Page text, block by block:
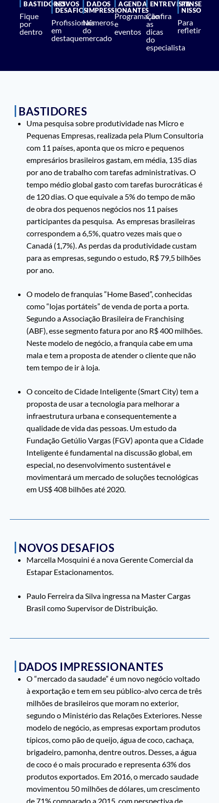
BASTIDORES
Fique
por
dentro
NOVOS
DESAFIOS
Profissionais
em
destaque
DADOS
IMPRESSIONANTES
Números
do
mercado
AGENDA
Programação
e
eventos
ENTREVISTA
Confira
as
dicas
do
especialista
PENSE
NISSO
Para
refletir
BASTIDORES
Uma pesquisa sobre produtividade nas Micro e
Pequenas Empresas, realizada pela Plum Consultoria
com 11 países, aponta que os micro e pequenos
empresários brasileiros gastam, em média, 135 dias
por ano de trabalho com tarefas administrativas. O
tempo médio global gasto com tarefas burocráticas é
de 120 dias. O que equivale a 5% do tempo de mão
de obra dos pequenos negócios nos 11 países
participantes da pesquisa. As empresas brasileiras
correspondem a 6,5%, quatro vezes mais que o
Canadá (1,7%). As perdas da produtividade custam
para as empresas, segundo o estudo, R$ 79,5 bilhões
por ano.
O modelo de franquias “Home Based”, conhecidas
como “lojas portáteis” de venda de porta a porta.
Segundo a Associação Brasileira de Franchising
(ABF), esse segmento fatura por ano R$ 400 milhões.
Neste modelo de negócio, a franquia cabe em uma
mala e tem a proposta de atender o cliente que não
tem tempo de ir à loja.
O conceito de Cidade Inteligente (Smart City) tem a
proposta de usar a tecnologia para melhorar a
infraestrutura urbana e consequentemente a
qualidade de vida das pessoas. Um estudo da
Fundação Getúlio Vargas (FGV) aponta que a Cidade
Inteligente é fundamental na discussão global, em
especial, no desenvolvimento sustentável e
movimentará um mercado de soluções tecnológicas
em US$ 408 bilhões até 2020.
NOVOS DESAFIOS
Marcella Mosquini é a nova Gerente Comercial da
Estapar Estacionamentos.
Paulo Ferreira da Silva ingressa na Master Cargas
Brasil como Supervisor de Distribuição.
DADOS IMPRESSIONANTES
O “mercado da saudade” é um novo negócio voltado
à exportação e tem em seu público-alvo cerca de três
milhões de brasileiros que moram no exterior,
segundo o Ministério das Relações Exteriores. Nesse
modelo de negócio, as empresas exportam produtos
típicos, como pão de queijo, água de coco, cachaça,
brigadeiro, pamonha, dentre outros. Desses, a água
de coco é o mais procurado e representa 63% dos
produtos exportados. Em 2016, o mercado saudade
movimentou 50 milhões de dólares, um crescimento
de 71% comparado a 2015, com perspectiva de